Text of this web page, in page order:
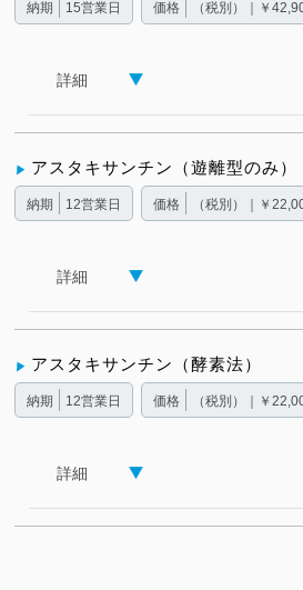
納期 15営業日 価格 （税別）｜￥
詳細
アスタキサンチン（遊離型のみ）
納期 12営業日 価格 （税別）｜￥
詳細
アスタキサンチン（酵素法）
納期 12営業日 価格 （税別）｜￥
詳細